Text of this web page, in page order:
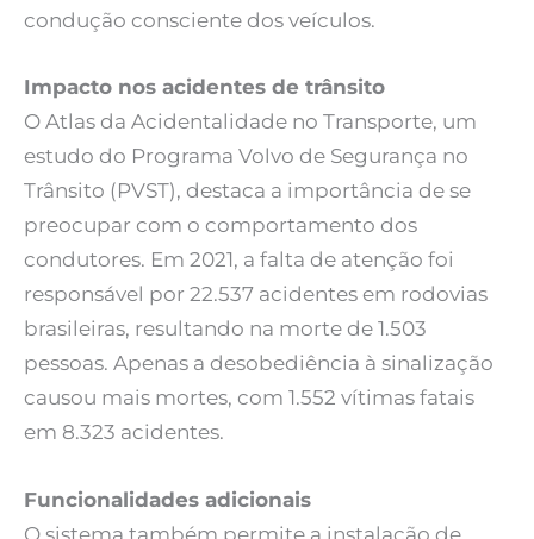
condução consciente dos veículos.
Impacto nos acidentes de trânsito
O Atlas da Acidentalidade no Transporte, um
estudo do Programa Volvo de Segurança no
Trânsito (PVST), destaca a importância de se
preocupar com o comportamento dos
condutores. Em 2021, a falta de atenção foi
responsável por 22.537 acidentes em rodovias
brasileiras, resultando na morte de 1.503
pessoas. Apenas a desobediência à sinalização
causou mais mortes, com 1.552 vítimas fatais
em 8.323 acidentes.
Funcionalidades adicionais
O sistema também permite a instalação de